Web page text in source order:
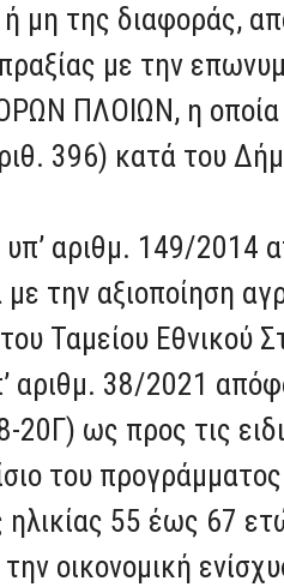
ή μη της διαφοράς,
με την
ΠΛΟΙΩΝ, η οποία
396) κατά του
υπ’ αριθμ. 149/2014
με την αξιοποίηση
Ταμείου
αριθμ. 38/2021
20Γ) ως προς τις
του
ηλικίας 55 έως 67
οικονομική